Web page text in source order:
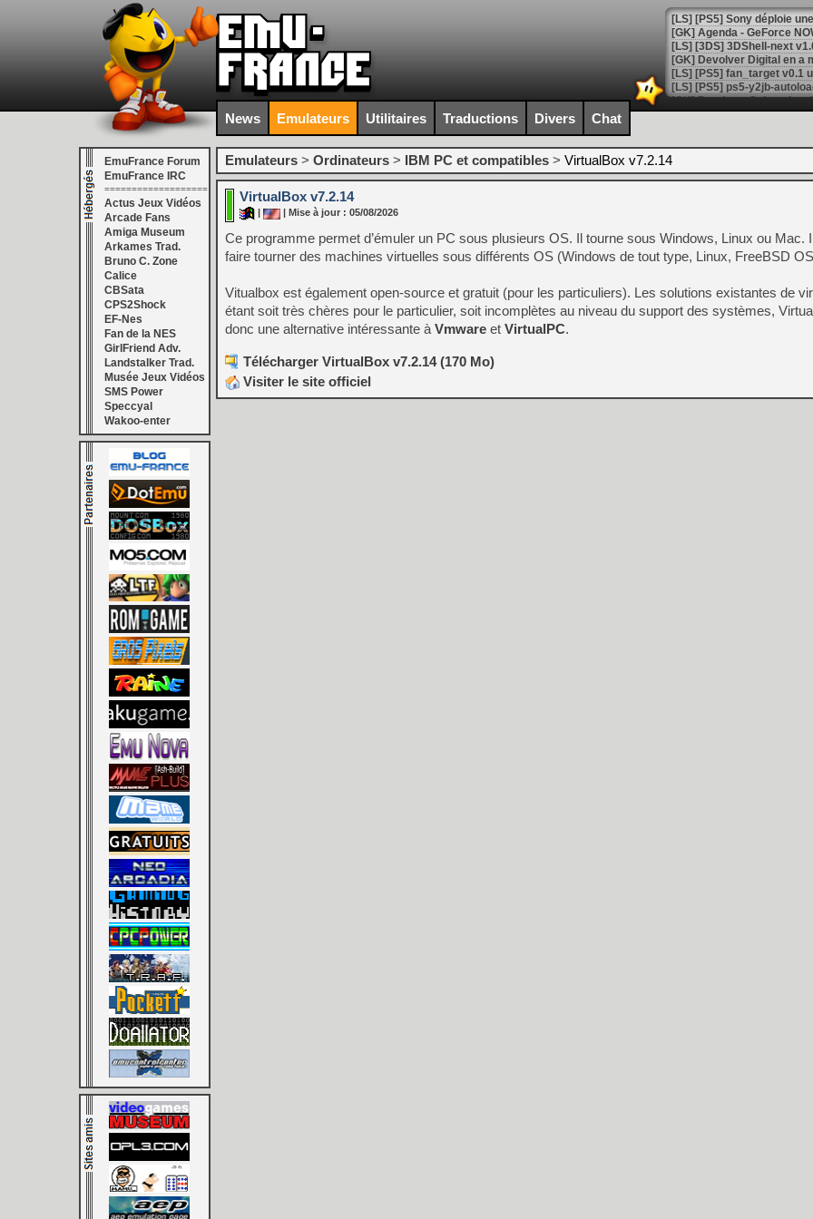
[GK] Agenda - GeForce
[GK] Devolver Digital en a
[LS] [PS5] ps5-y2jb-
[GK] Pourquoi Marvel
[GK] Test : Restory : Chill
[GK] GTA 6 : Rockstar
[GK] Hot Wheels Infinite
[GK] Mémoire cash -
[GK] Résultats Nintendo :
[GK] Déjà des
[Mo5] Brickboy cherche à
[GK] Minecraft et ses «
[GK] Beast of
[GK] Ubisoft : fin de partie
[GK] Mémoire cash -
[GK] Dan Houser (GTA)
[GK] Comment EA Sports
[GK] Crimson Moon : un
[GK] Isle of Reveries : le
[GK] Moonlighter 2 : The
[GK] Capcom relance
[Mo5] Deux inédits du
[GK] Le beat'em up The
[GK] Endless Legend 2 :
[LS] [PS5] Le WebKit
[GK] Oubliez Crazy Taxi,
[LS] [Switch] NSZ 5.0.0
[GK] No More Room in
News Emulateurs Utilitaires Traductions Divers Chat
EmuFrance Forum
EmuFrance IRC
===================
Actus Jeux Vidéos
Arcade Fans
Amiga Museum
Arkames Trad.
Bruno C. Zone
Calice
CBSata
CPS2Shock
EF-Nes
Fan de la NES
GirlFriend Adv.
Landstalker Trad.
Musée Jeux Vidéos
SMS Power
Speccyal
Wakoo-enter
Emulateurs > Ordinateurs > IBM PC et compatibles > VirtualBox v7.2.14
VirtualBox v7.2.14
| Mise à jour : 05/08/2026
Ce programme permet d’émuler un PC sous plusieurs OS. Il tourne sous Windows, Linux ou Mac.
faire tourner des machines virtuelles sous différents OS (Windows de tout type, Linux, FreeBSD
Vitualbox est également open-source et gratuit (pour les particuliers). Les solutions existantes de
étant soit très chères pour le particulier, soit incomplètes au niveau du support des systèmes,
donc une alternative intéressante à Vmware et VirtualPC.
Télécharger VirtualBox v7.2.14 (170 Mo)
Visiter le site officiel